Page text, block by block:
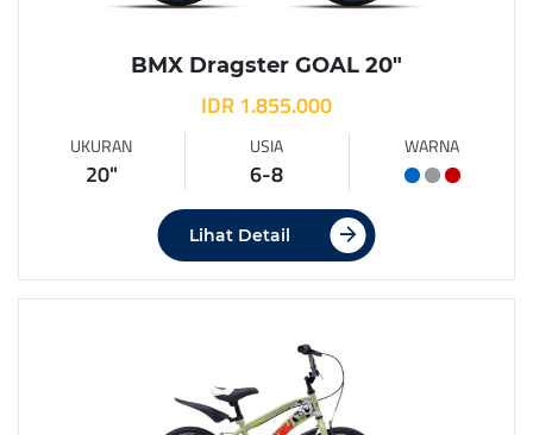
BMX Dragster GOAL 20″
IDR 1.855.000
UKURAN
20"
USIA
6-8
WARNA
Lihat Detail